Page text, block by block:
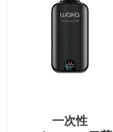
一次性